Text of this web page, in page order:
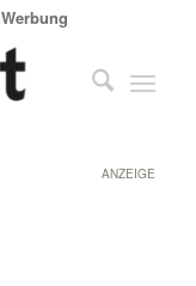
Werbung
ANZEIGE